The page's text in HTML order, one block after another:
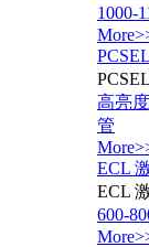
1000-
高亮
管
ECL
ECL
600-